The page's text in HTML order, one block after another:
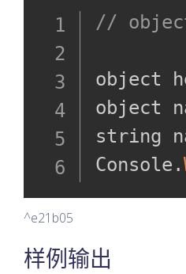
// object
object
object
string
Console .
^e21b05
样例输出